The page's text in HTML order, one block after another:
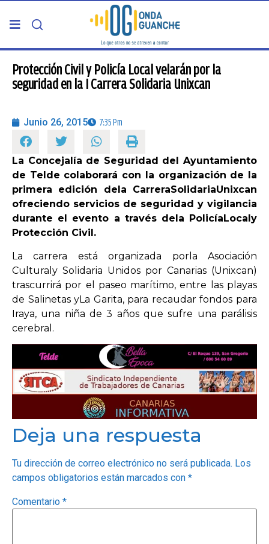
PORTADA
GRAN CANARIA
CANARIAS
5ª COLUMNA
CARTAS DEL DIRECTOR
ENTREVISTAS
OPINIÓN
Protección Civil y Policía Local velarán por la
seguridad en la I Carrera Solidaria Unixcan
Junio 26, 2015 7:35 Pm
La Concejalía de Seguridad del Ayuntamiento
de Telde colaborará con la organización de la
primera edición dela CarreraSolidariaUnixcan
ofreciendo servicios de seguridad y vigilancia
durante el evento a través dela PolicíaLocaly
Protección Civil.
La carrera está organizada porla Asociación
Culturaly Solidaria Unidos por Canarias (Unixcan)
trascurrirá por el paseo marítimo, entre las playas
de Salinetas yLa Garita, para recaudar fondos para
Iraya, una niña de 3 años que sufre una parálisis
cerebral.
Deja una respuesta
Tu dirección de correo electrónico no será publicada. Los
campos obligatorios están marcados con *
Comentario *